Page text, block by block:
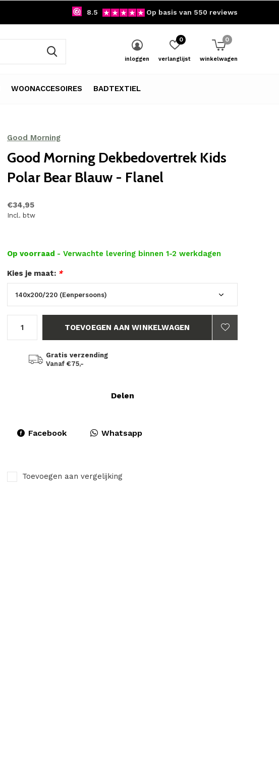
WOONACCESOIRES BADTEXTIEL
inloggen verlanglijst
0
winkelwagen
0
8.5 Op basis van 550 reviews
Good Morning
Good Morning Dekbedovertrek Kids
Polar Bear Blauw - Flanel
€34,95
Incl. btw
Op voorraad - Verwachte levering binnen 1-2 werkdagen
Kies je maat: *
TOEVOEGEN AAN WINKELWAGEN
Gratis verzending
Vanaf €75,-
Delen
Facebook Whatsapp
Toevoegen aan vergelijking